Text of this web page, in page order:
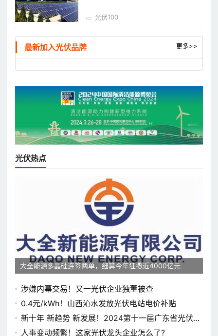
光伏100
最新加入光伏品牌 更多>>
光伏热点
大全能源多晶硅连签两单，细算今年狂揽近4000亿元
涉嫌内幕交易！又一光伏企业独董被查
0.4元/kWh！山西沁水发放光伏电站电价补贴
新十年 新趋势 新发展！2024第十一届广东省光伏论
坛即将开幕
人事变动频繁！这家光伏龙头企业怎么了?